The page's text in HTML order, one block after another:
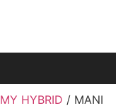
HYBRID / MANI